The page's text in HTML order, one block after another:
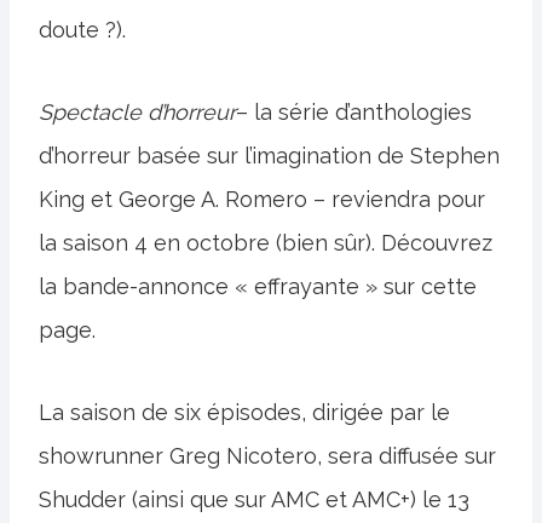
doute ?).
Spectacle d’horreur– la série d’anthologies
d’horreur basée sur l’imagination de Stephen
King et George A. Romero – reviendra pour
la saison 4 en octobre (bien sûr). Découvrez
la bande-annonce « effrayante » sur cette
page.
La saison de six épisodes, dirigée par le
showrunner Greg Nicotero, sera diffusée sur
Shudder (ainsi que sur AMC et AMC+) le 13